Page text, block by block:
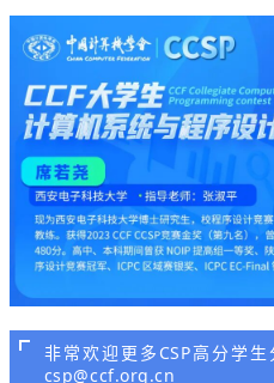
非常欢迎更多CSP高分学
csp@ccf.org.cn